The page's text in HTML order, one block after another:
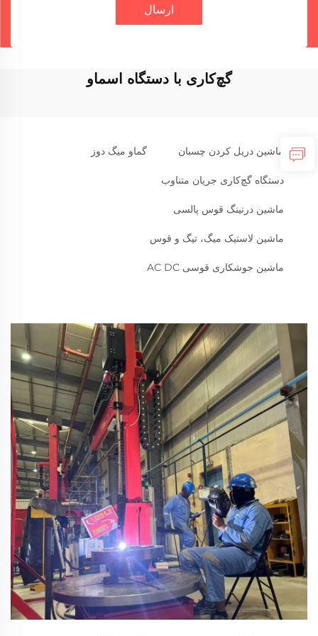
ارسال
گچ‌کاری با دستگاه اسماو
ماشین دریل کردن چسبان گماو میگ دوز
دستگاه گچ‌کاری جریان متناوب
ماشین درنینگ قوس پالسی
ماشین لاستیک میگ، تیگ و قوس
ماشین جوشکاری قوسی AC DC